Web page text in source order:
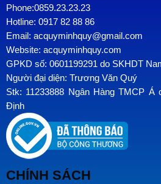
Phone:0859.23.23.23
Hotline: 0917 82 88 86
Email: acquyminhquy@gmail.com
Website: acquyminhquy.com
GPKD số: 0601199291 do SKHDT
Người đại diện: Trương Văn Quý
Stk: 11233888 Ngân Hàng TMCP Á
Định
CHÍNH SÁCH